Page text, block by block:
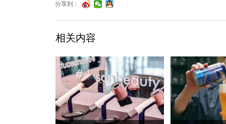
相关内容
分享到：